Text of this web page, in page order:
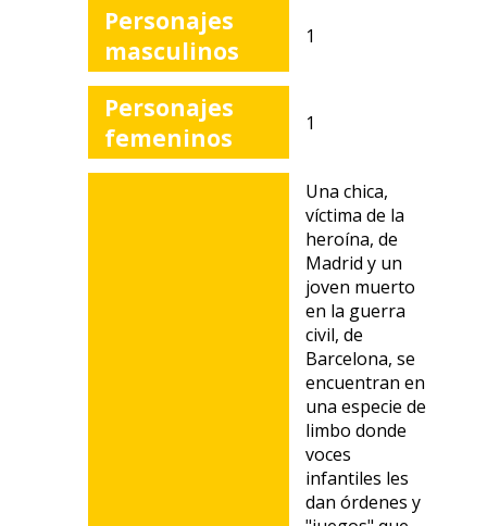
Personajes
masculinos
1
Personajes
femeninos
1
Una chica,
víctima de la
heroína, de
Madrid y un
joven muerto
en la guerra
civil, de
Barcelona, se
encuentran en
una especie de
limbo donde
voces
infantiles les
dan órdenes y